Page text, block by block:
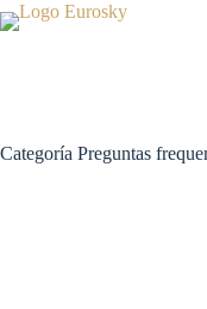
Saltar
al
Categoría Preguntas